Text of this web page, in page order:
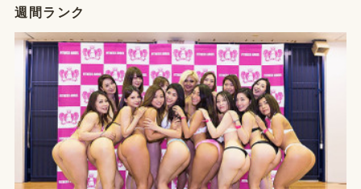
週間ランク